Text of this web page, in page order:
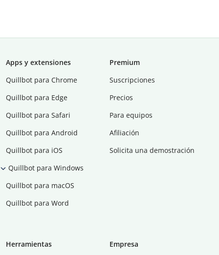
Apps y extensiones
Quillbot para Chrome
Quillbot para Edge
Quillbot para Safari
Quillbot para Android
Quillbot para iOS
Quillbot para Windows
Quillbot para macOS
Quillbot para Word
Premium
Suscripciones
Precios
Para equipos
Afiliación
Solicita una demostración
Herramientas
Empresa